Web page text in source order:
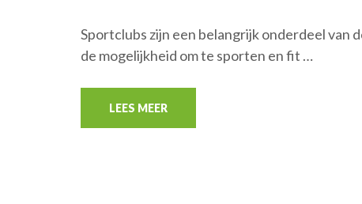
Sportclubs zijn een belangrijk onderdeel van
de mogelijkheid om te sporten en fit …
LEES MEER